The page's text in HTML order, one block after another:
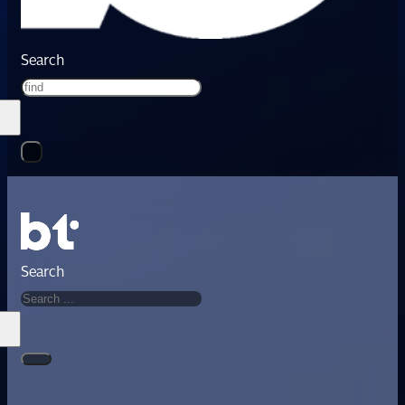
Search
Search